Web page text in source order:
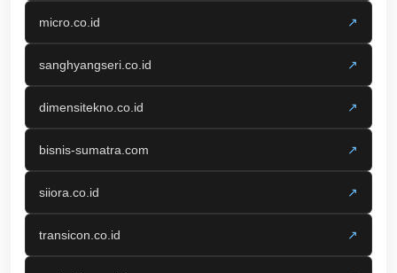
micro.co.id ↗
sanghyangseri.co.id ↗
dimensitekno.co.id ↗
bisnis-sumatra.com ↗
siiora.co.id ↗
transicon.co.id ↗